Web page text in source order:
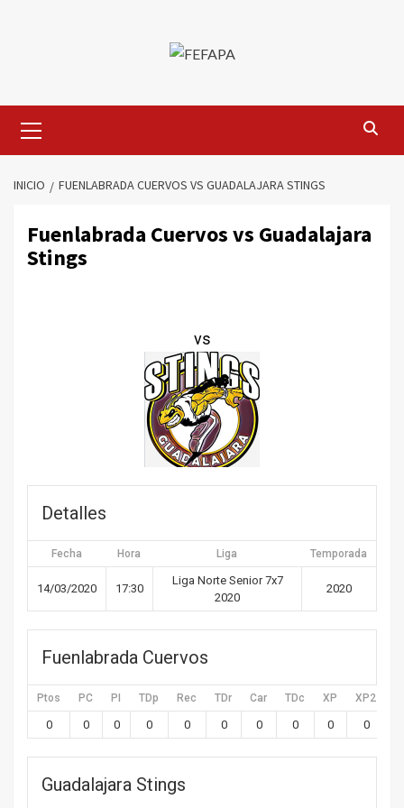
primario
INICIO FUENLABRADA CUERVOS VS GUADALAJARA STINGS
Fuenlabrada Cuervos vs Guadalajara
Stings
vs
Detalles
Fecha Hora Liga Temporada
14/03/2020 17:30
Liga Norte Senior 7x7
2020
2020
Fuenlabrada Cuervos
Ptos PC PI TDp Rec TDr Car TDc XP XP2
0 0 0 0 0 0 0 0 0 0
Guadalajara Stings